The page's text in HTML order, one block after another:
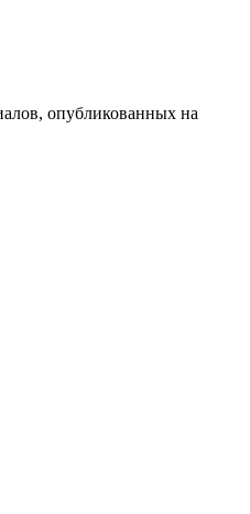
опубликованных на